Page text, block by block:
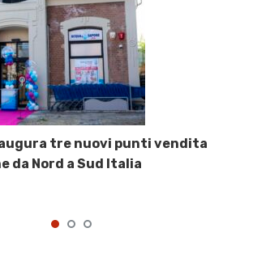
tre nuovi punti vendita
da Nord a Sud Italia